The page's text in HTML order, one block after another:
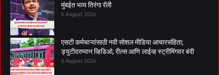
मुंबईत भव्य तिरंगा रॅली
6 August 2026
एसटी कर्मचाऱ्यांसाठी नवी सोशल मीडिया आचारसंहिता;
ड्युटीदरम्यान व्हिडिओ, रील्स आणि लाईव्ह स्ट्रीमिंगवर बंदी
6 August 2026